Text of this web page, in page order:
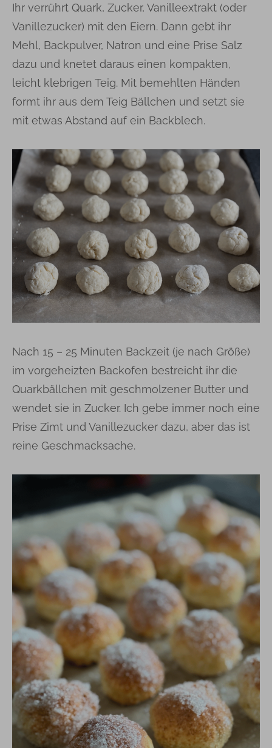
Ihr verrührt Quark, Zucker, Vanilleextrakt (oder
Vanillezucker) mit den Eiern. Dann gebt ihr
Mehl, Backpulver, Natron und eine Prise Salz
dazu und knetet daraus einen kompakten,
leicht klebrigen Teig. Mit bemehlten Händen
formt ihr aus dem Teig Bällchen und setzt sie
mit etwas Abstand auf ein Backblech.
Nach 15 – 25 Minuten Backzeit (je nach Größe)
im vorgeheizten Backofen bestreicht ihr die
Quarkbällchen mit geschmolzener Butter und
wendet sie in Zucker. Ich gebe immer noch eine
Prise Zimt und Vanillezucker dazu, aber das ist
reine Geschmacksache.